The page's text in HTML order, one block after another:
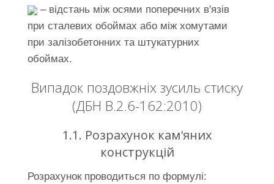
– відстань між осями поперечних в'язів
при сталевих обоймах або між хомутами
при залізобетонних та штукатурних
обоймах.
Випадок поздовжніх зусиль стиску
(ДБН В.2.6-162:2010)
1.1. Розрахунок кам'яних
конструкцій
Розрахунок проводиться по формулі: